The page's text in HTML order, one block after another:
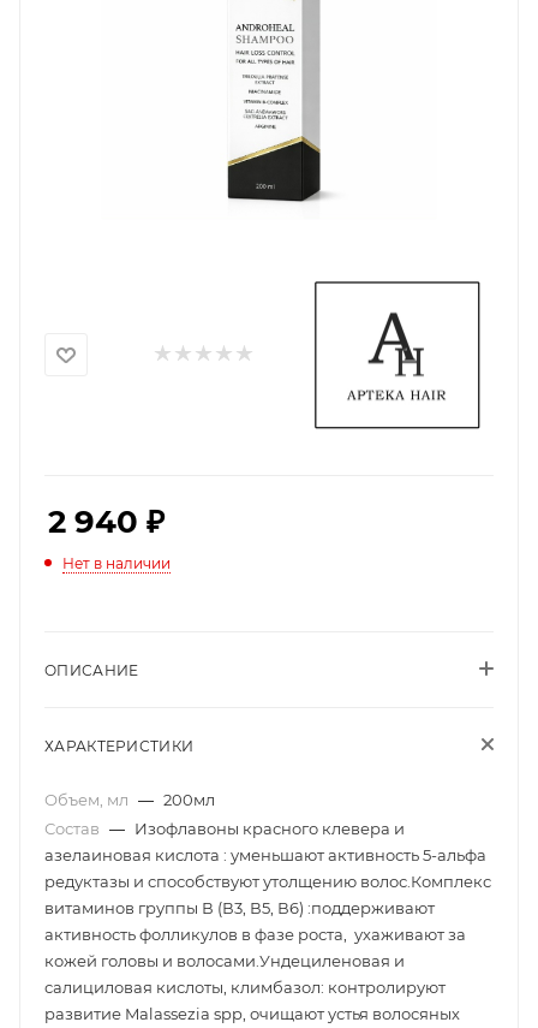
2 940 ₽
Нет в наличии
ОПИСАНИЕ
ХАРАКТЕРИСТИКИ
Объем, мл — 200мл
Состав — Изофлавоны красного клевера и
азелаиновая кислота : уменьшают активность 5-альфа
редуктазы и способствуют утолщению волос.Комплекс
витаминов группы В (В3, В5, В6) :поддерживают
активность фолликулов в фазе роста, ухаживают за
кожей головы и волосами.Ундециленовая и
салициловая кислоты, климбазол: контролируют
развитие Malassezia spp, очищают устья волосяных